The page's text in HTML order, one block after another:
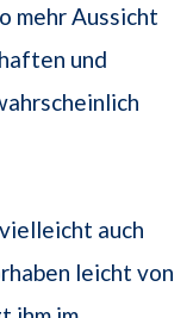
mehr Aussicht
und
auch
leicht von